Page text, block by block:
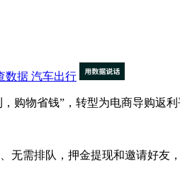
数据 汽车出行
物省钱”，转型为电商导购返利
需排队，押金提现和邀请好友，